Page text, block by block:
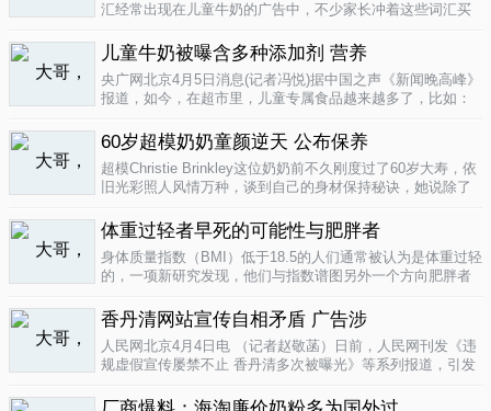
汇经常出现在儿童牛奶的广告中，不少家长冲着这些词汇买
示，孩子应该尽量少喝。超市儿童牛奶添加剂高达10种昨
天，重庆晨报记者在杨家坪..
儿童牛奶被曝含多种添加剂 营养
央广网北京4月5日消息(记者冯悦)据中国之声《新闻晚高峰》
报道，如今，在超市里，儿童专属食品越来越多了，比如：
非常独特，因此，备受孩子们和家长的喜爱。然而，一些营
养专家指出，儿童牛奶比普通..
60岁超模奶奶童颜逆天 公布保养
超模Christie Brinkley这位奶奶前不久刚度过了60岁大寿，依
旧光彩照人风情万种，谈到自己的身材保持秘诀，她说除了
外，从12岁开始她就是个素食主义者，早餐吃燕麦粥加果
酱，午餐豆子..
体重过轻者早死的可能性与肥胖者
身体质量指数（BMI）低于18.5的人们通常被认为是体重过轻
的，一项新研究发现，他们与指数谱图另外一个方向肥胖者
（如果是粗略的）整体健康指标的可靠性。这个测量值反映
一个人的高度与重量的比..
香丹清网站宣传自相矛盾 广告涉
人民网北京4月4日电 （记者赵敬菡）日前，人民网刊发《违
规虚假宣传屡禁不止 香丹清多次被曝光》等系列报道，引发
官方销售网站存在备案信息不明、涉嫌违规发布广告、宣传